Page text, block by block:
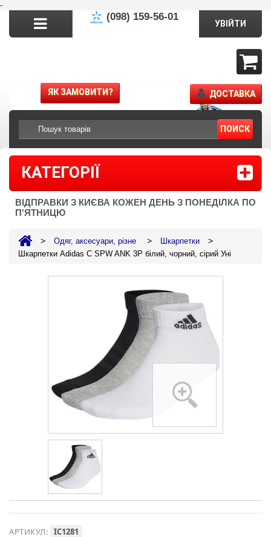
-
(098) 159-56-01
ПОИСК
УВІЙТИ
ЯК ЗАМОВИТИ? ДОСТАВКА
КАТЕГОРІЇ
ВІДПРАВКИ З КИЄВА КОЖЕН ДЕНЬ З ПОНЕДІЛКА ПО
П'ЯТНИЦЮ
> Одяг, аксесуари, різне > Шкарпетки >
Шкарпетки Adidas C SPW ANK 3P білий, чорний, сірий Уні
АРТИКУЛ: IC1281